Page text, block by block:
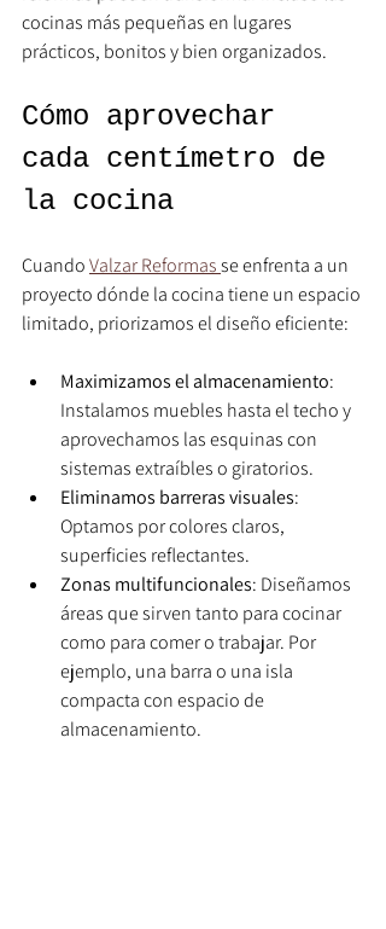
cocinas más pequeñas en lugares
prácticos, bonitos y bien organizados.
Cómo aprovechar
cada centímetro de
la cocina
Cuando Valzar Reformas se enfrenta a un
proyecto dónde la cocina tiene un espacio
limitado, priorizamos el diseño eficiente:
Maximizamos el almacenamiento:
Instalamos muebles hasta el techo y
aprovechamos las esquinas con
sistemas extraíbles o giratorios.
Eliminamos barreras visuales:
Optamos por colores claros,
superficies reflectantes.
Zonas multifuncionales: Diseñamos
áreas que sirven tanto para cocinar
como para comer o trabajar. Por
ejemplo, una barra o una isla
compacta con espacio de
almacenamiento.